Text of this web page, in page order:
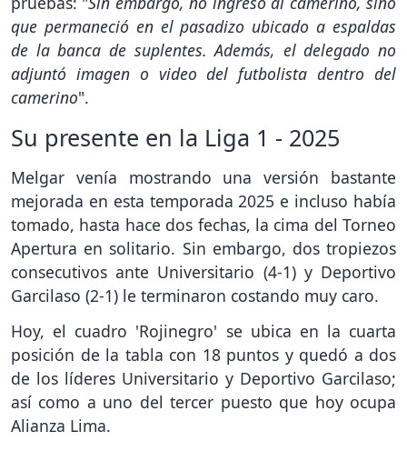
que permaneció en el pasadizo ubicado a espaldas
de la banca de suplentes. Además, el delegado no
adjuntó imagen o video del futbolista dentro del
camerino".
Su presente en la Liga 1 - 2025
Melgar venía mostrando una versión bastante
mejorada en esta temporada 2025 e incluso había
tomado, hasta hace dos fechas, la cima del Torneo
Apertura en solitario. Sin embargo, dos tropiezos
consecutivos ante Universitario (4-1) y Deportivo
Garcilaso (2-1) le terminaron costando muy caro.
Hoy, el cuadro 'Rojinegro' se ubica en la cuarta
posición de la tabla con 18 puntos y quedó a dos
de los líderes Universitario y Deportivo Garcilaso;
así como a uno del tercer puesto que hoy ocupa
Alianza Lima.